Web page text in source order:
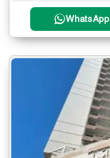
WhatsApp